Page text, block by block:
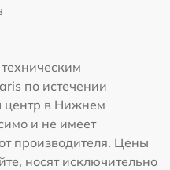
по истечении
центр в Нижнем
и не имеет
производителя. Цены
носят исключительно